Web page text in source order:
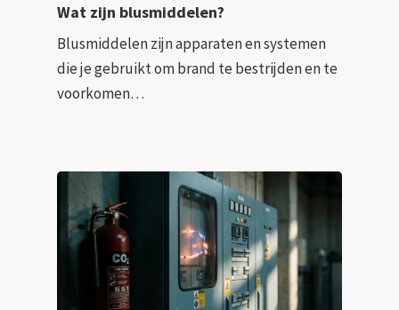
Wat zijn blusmiddelen?
Blusmiddelen zijn apparaten en systemen
die je gebruikt om brand te bestrijden en te
voorkomen…